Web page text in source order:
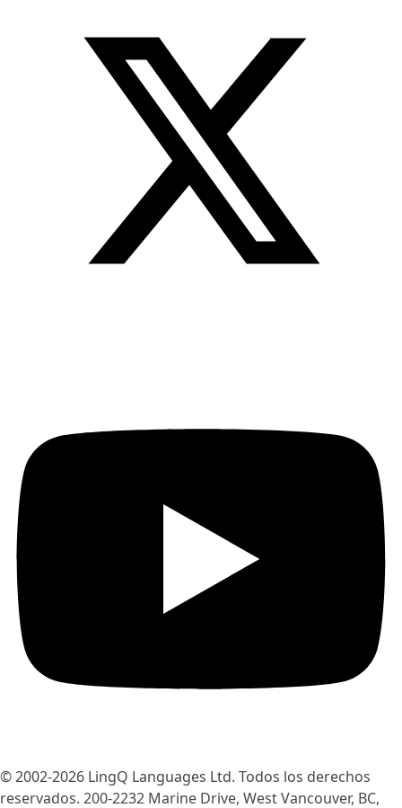
© 2002-2026 LingQ Languages Ltd. Todos los derechos
reservados. 200-2232 Marine Drive, West Vancouver, BC,